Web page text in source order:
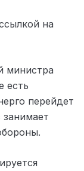
на
министра
есть
перейдет